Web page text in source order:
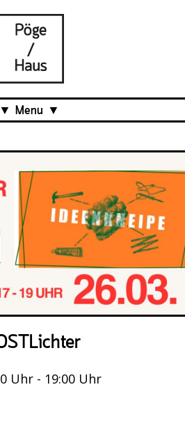
Menu
Projects
Über uns
das Pöge-Haus?
Team
Organisation
Mitarbeit
und Anfahrt
Uhr - 19:00 Uhr